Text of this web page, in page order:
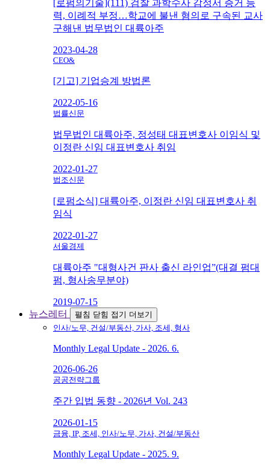
[로펌의기술](111) 검찰 과학수사 감정서 증거 능
력, 이례적 부정…학교에 불낸 혐의로 구속된 교사
구해낸 법무법인 대륙아주
2023-04-28
CEO&
[기고] 기업승계 방법론
2022-05-16
법률신문
법무법인 대륙아주, 정성태 대표변호사 이임식 및
이정란 신임 대표변호사 취임
2022-01-27
법조신문
[로펌소식] 대륙아주, 이정란 신임 대표변호사 취
임식
2022-01-27
서울경제
대륙아주 "대형사건 판사 출신 라인업”(대결 펌대
펌, 형사송무분야)
2019-07-15
뉴스레터
펼침 닫힘 접기 더보기
인사/노무, 건설/부동산, 가사, 조세, 형사
Monthly Legal Update - 2026. 6.
2026-06-26
공공전략그룹
주간 입법 동향 - 2026년 Vol. 243
2026-01-15
금융, IP, 조세, 인사/노무, 가사, 건설/부동산
Monthly Legal Update - 2025. 9.